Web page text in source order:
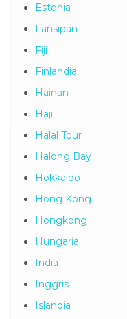
Estonia
Fansipan
Fiji
Finlandia
Hainan
Haji
Halal Tour
Halong Bay
Hokkaido
Hong Kong
Hongkong
Hungaria
India
Inggris
Islandia